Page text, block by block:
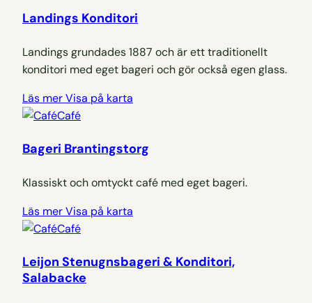
Landings Konditori
Landings grundades 1887 och är ett traditionellt
konditori med eget bageri och gör också egen glass.
Läs merVisa på karta
Café
Bageri Brantingstorg
Klassiskt och omtyckt café med eget bageri.
Läs merVisa på karta
Café
Leijon Stenugnsbageri & Konditori,
Salabacke